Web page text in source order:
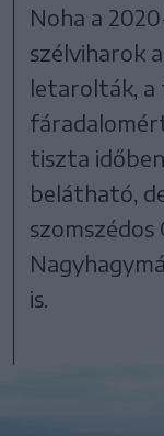
Noha a
szélviharok
letarolták, a
tiszta
belátható,
szomszédos
is.